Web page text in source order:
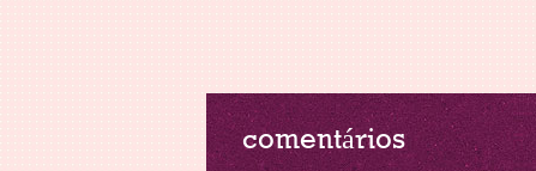
comentários